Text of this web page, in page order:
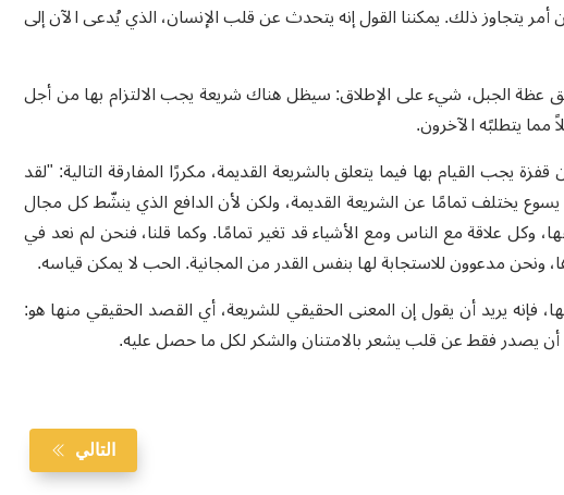
يتجاوز ذلك. يمكننا القول إنه يتحدث عن قلب الإنسان، الذي يُدعى الآن إلى
عظة الجبل، شيء على الإطلاق: سيظل هناك شريعة يجب الالتزام بها من أجل
يتطلبًه الآخرون.
القيام بها فيما يتعلق بالشريعة القديمة، مكررًا المفارقة التالية: "لقد
يختلف تمامًا عن الشريعة القديمة، ولكن لأن الدافع الذي ينشّط كل مجال
علاقة مع الناس ومع الأشياء قد تغير تمامًا. وكما قلنا، فنحن لم نعد في
ونحن مدعوون للاستجابة لها بنفس القدر من المجانية. الحب لا يمكن قياسه.
فإنه يريد أن يقول إن المعنى الحقيقي للشريعة، أي القصد الحقيقي منها هو:
أن يصدر فقط عن قلب يشعر بالامتنان والشكر لكل ما حصل عليه.
التالي